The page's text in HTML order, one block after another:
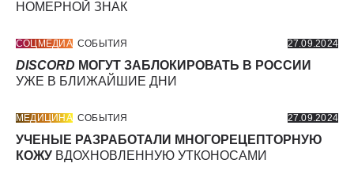
НОМЕРНОЙ ЗНАК
СОЦМЕДИА СОБЫТИЯ 27.09.2024
DISCORD МОГУТ ЗАБЛОКИРОВАТЬ В РОССИИ
УЖЕ В БЛИЖАЙШИЕ ДНИ
МЕДИЦИНА СОБЫТИЯ 27.09.2024
УЧЕНЫЕ РАЗРАБОТАЛИ МНОГОРЕЦЕПТОРНУЮ
КОЖУ ВДОХНОВЛЕННУЮ УТКОНОСАМИ